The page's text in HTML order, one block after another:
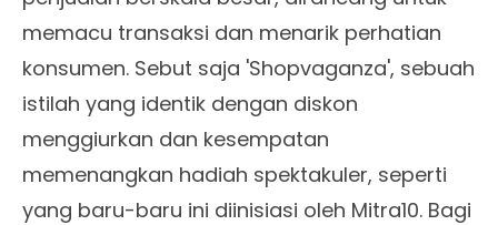
memacu transaksi dan menarik perhatian
konsumen. Sebut saja 'Shopvaganza', sebuah
istilah yang identik dengan diskon
menggiurkan dan kesempatan
memenangkan hadiah spektakuler, seperti
yang baru-baru ini diinisiasi oleh Mitra10. Bagi